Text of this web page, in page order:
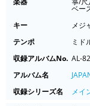
ベー
キー
メジ
テンポ
ミド
収録アルバムNo. AL-
アルバム名
収録シリーズ名
メイ